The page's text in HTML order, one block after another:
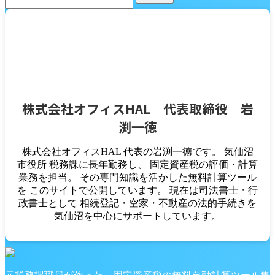
株式会社オフィスHAL 代表取締役 岩
渕一徳
株式会社オフィスHAL 代表の岩渕一徳です。 気仙沼
市役所 税務課に長年勤務し、 固定資産税の評価・計算
業務を担当。 その専門知識を活かした無料計算ツール
を このサイトで公開しています。 現在は司法書士・行
政書士として 相続登記・空家・不動産の法的手続きを
気仙沼を中心にサポートしています。